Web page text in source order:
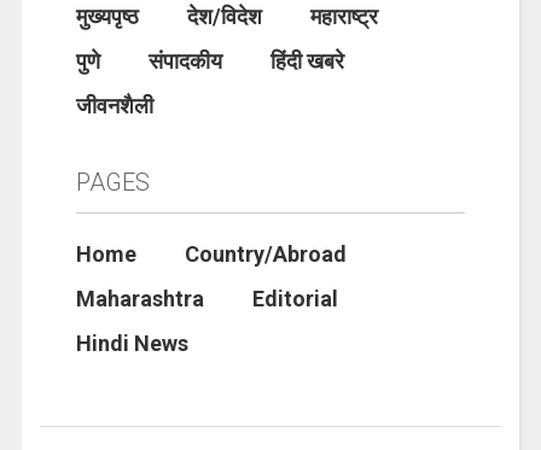
मुख्यपृष्ठ देश/विदेश
महाराष्ट्र
पुणे
संपादकीय
हिंदी खबरे
जीवनशैली
PAGES
Home
Country/Abroad
Maharashtra
Editorial
Hindi News